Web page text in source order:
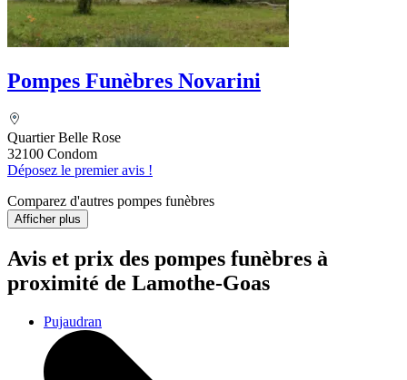
Pompes Funèbres Novarini
Quartier Belle Rose
32100 Condom
Déposez le premier avis !
Comparez d'autres pompes funèbres
Afficher plus
Avis et prix des pompes funèbres à
proximité de Lamothe-Goas
Pujaudran